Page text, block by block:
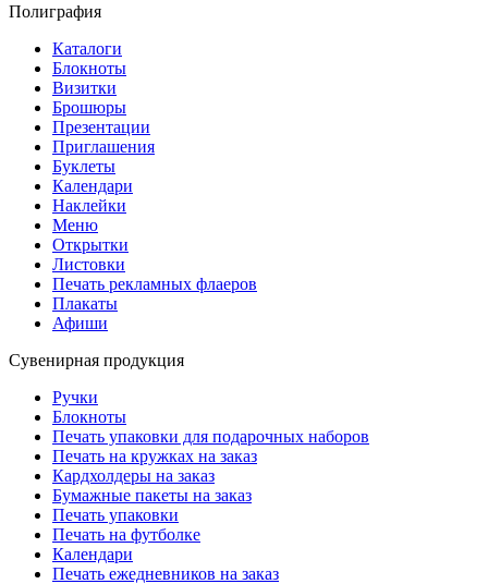
Полиграфия
Каталоги
Блокноты
Визитки
Брошюры
Презентации
Приглашения
Буклеты
Календари
Наклейки
Меню
Открытки
Листовки
Печать рекламных флаеров
Плакаты
Афиши
Сувенирная продукция
Ручки
Блокноты
Печать упаковки для подарочных наборов
Печать на кружках на заказ
Кардхолдеры на заказ
Бумажные пакеты на заказ
Печать упаковки
Печать на футболке
Календари
Печать ежедневников на заказ